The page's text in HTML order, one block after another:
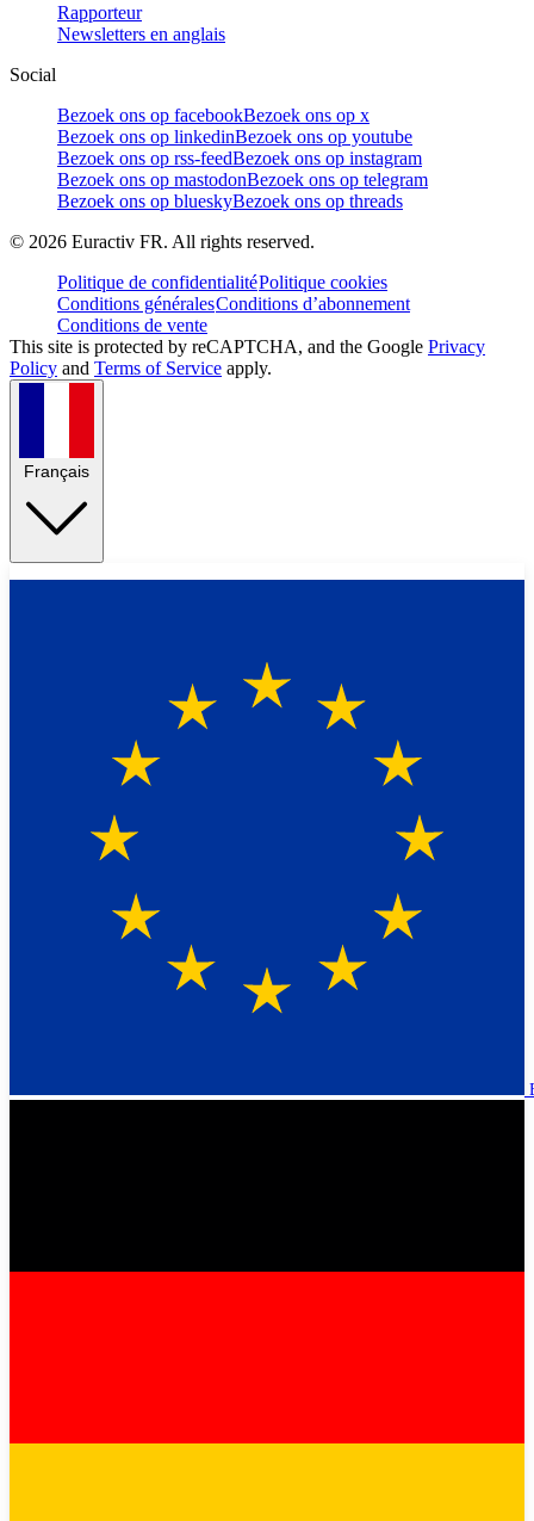
Rapporteur
Newsletters en anglais
Social
Bezoek ons op facebookBezoek ons op x
Bezoek ons op linkedinBezoek ons op youtube
Bezoek ons op rss-feedBezoek ons op instagram
Bezoek ons op mastodonBezoek ons op telegram
Bezoek ons op blueskyBezoek ons op threads
© 2026 Euractiv FR. All rights reserved.
Politique de confidentialitéPolitique cookies
Conditions généralesConditions d’abonnement
Conditions de vente
This site is protected by reCAPTCHA, and the Google Privacy
Policy and Terms of Service apply.
Français